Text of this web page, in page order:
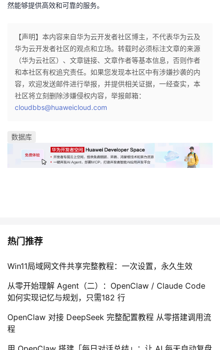
然能够提供高效和可靠的服务。
【声明】本内容来自华为云开发者社区博主，不代表华为云及
华为云开发者社区的观点和立场。转载时必须标注文章的来源
（华为云社区）、文章链接、文章作者等基本信息，否则作者
和本社区有权追究责任。如果您发现本社区中有涉嫌抄袭的内
容，欢迎发送邮件进行举报，并提供相关证据，一经查实，本
社区将立刻删除涉嫌侵权内容，举报邮箱：
cloudbbs@huaweicloud.com
数据库
热门推荐
Win11局域网文件共享完整教程：一次设置，永久生效
从零开始理解 Agent（二）：OpenClaw / Claude Code
如何实现记忆与规划，只需182 行
OpenClaw 对接 DeepSeek 完整配置教程 从零搭建调用流
程